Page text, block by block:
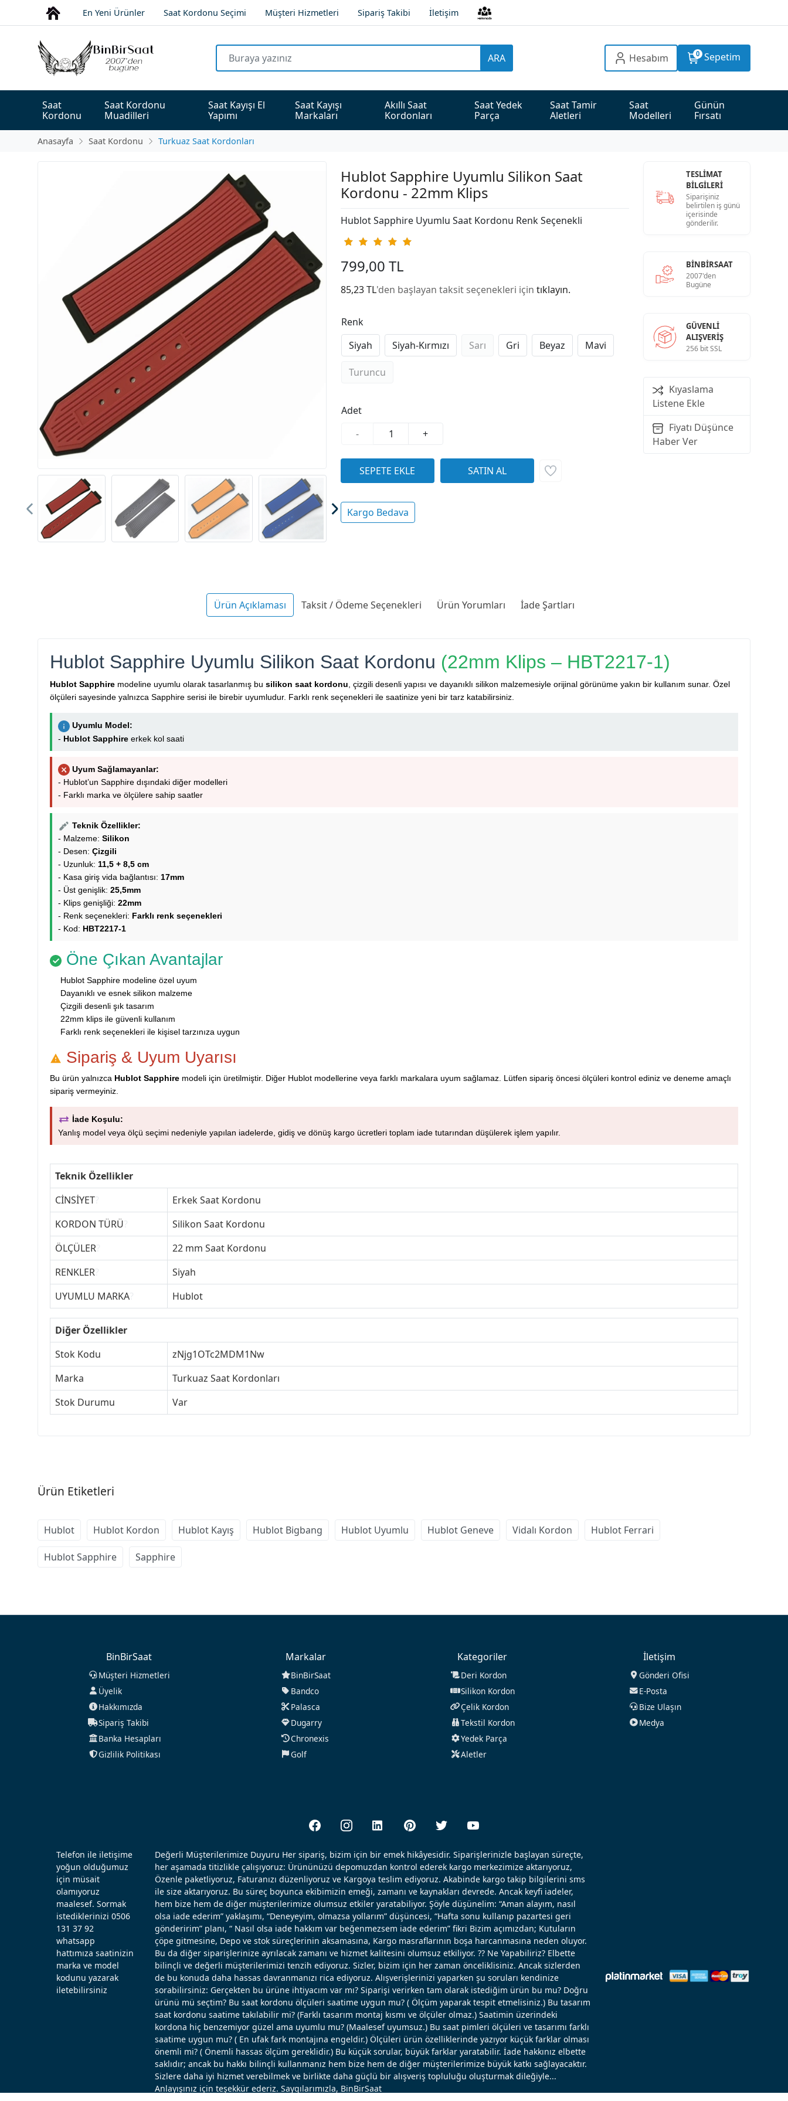
En Yeni Ürünler Saat Kordonu Seçimi Müşteri Hizmetleri Sipariş Takibi İletişim
ARA Hesabım 0 Sepetim
Saat
Kordonu
Saat Kordonu
Muadilleri
Saat Kayışı El
Yapımı
Saat Kayışı
Markaları
Akıllı Saat
Kordonları
Saat Yedek
Parça
Saat Tamir
Aletleri
Saat
Modelleri
Günün
Fırsatı
Anasayfa Saat Kordonu Turkuaz Saat Kordonları
Hublot Sapphire Uyumlu Silikon Saat
Kordonu - 22mm Klips
Hublot Sapphire Uyumlu Saat Kordonu Renk Seçenekli
799,00 TL
85,23 TL'den başlayan taksit seçenekleri için tıklayın.
Renk
Siyah
Siyah-Kırmızı Sarı Gri Beyaz Mavi
Turuncu
Adet
-
+
Kargo Bedava
TESLİMAT
BİLGİLERİ
Siparişiniz
belirtilen iş günü
içerisinde
gönderilir.
BINBIRSAAT
2007'den
Bugüne
GÜVENLI
ALIŞVERIŞ
256 bit SSL
Kıyaslama
Listene Ekle
Fiyatı Düşünce
Haber Ver
Ürün Açıklaması Taksit / Ödeme Seçenekleri Ürün Yorumları İade Şartları
Hublot Sapphire Uyumlu Silikon Saat Kordonu (22mm Klips – HBT2217-1)
Hublot Sapphire modeline uyumlu olarak tasarlanmış bu silikon saat kordonu, çizgili desenli yapısı ve dayanıklı silikon malzemesiyle orijinal görünüme yakın bir kullanım sunar. Özel
ölçüleri sayesinde yalnızca Sapphire serisi ile birebir uyumludur. Farklı renk seçenekleri ile saatinize yeni bir tarz katabilirsiniz.
Uyumlu Model:
- Hublot Sapphire erkek kol saati
Uyum Sağlamayanlar:
- Hublot’un Sapphire dışındaki diğer modelleri
- Farklı marka ve ölçülere sahip saatler
Teknik Özellikler:
- Malzeme: Silikon
- Desen: Çizgili
- Uzunluk: 11,5 + 8,5 cm
- Kasa giriş vida bağlantısı: 17mm
- Üst genişlik: 25,5mm
- Klips genişliği: 22mm
- Renk seçenekleri: Farklı renk seçenekleri
- Kod: HBT2217-1
Öne Çıkan Avantajlar
Hublot Sapphire modeline özel uyum
Dayanıklı ve esnek silikon malzeme
Çizgili desenli şık tasarım
22mm klips ile güvenli kullanım
Farklı renk seçenekleri ile kişisel tarzınıza uygun
Sipariş & Uyum Uyarısı
Bu ürün yalnızca Hublot Sapphire modeli için üretilmiştir. Diğer Hublot modellerine veya farklı markalara uyum sağlamaz. Lütfen sipariş öncesi ölçüleri kontrol ediniz ve deneme amaçlı
sipariş vermeyiniz.
İade Koşulu:
Yanlış model veya ölçü seçimi nedeniyle yapılan iadelerde, gidiş ve dönüş kargo ücretleri toplam iade tutarından düşülerek işlem yapılır.
Teknik Özellikler
CİNSİYET
Erkek Saat Kordonu
KORDON TÜRÜ
Silikon Saat Kordonu
ÖLÇÜLER
22 mm Saat Kordonu
RENKLER
Siyah
UYUMLU MARKA
Hublot
Diğer Özellikler
Stok Kodu
zNjg1OTc2MDM1Nw
Marka
Turkuaz Saat Kordonları
Stok Durumu
Var
Ürün Etiketleri
Hublot Hublot Kordon Hublot Kayış Hublot Bigbang Hublot Uyumlu Hublot Geneve Vidalı Kordon Hublot Ferrari
Hublot Sapphire Sapphire
BinBirSaat
Müşteri Hizmetleri
Üyelik
Hakkımızda
Sipariş Takibi
Banka Hesapları
Gizlilik Politikası
Markalar
BinBirSaat
Bandco
Palasca
Dugarry
Chronexis
Golf
Kategoriler
Deri Kordon
Silikon Kordon
Çelik Kordon
Tekstil Kordon
Yedek Parça
Aletler
İletişim
Gönderi Ofisi
E-Posta
Bize Ulaşın
Medya
Telefon ile iletişime
yoğun olduğumuz
için müsait
olamıyoruz
maalesef. Sormak
istediklerinizi 0506
131 37 92
whatsapp
hattımıza saatinizin
marka ve model
kodunu yazarak
iletebilirsiniz
Değerli Müşterilerimize Duyuru Her sipariş, bizim için bir emek hikâyesidir. Siparişlerinizle başlayan süreçte,
her aşamada titizlikle çalışıyoruz: Ürününüzü depomuzdan kontrol ederek kargo merkezimize aktarıyoruz,
Özenle paketliyoruz, Faturanızı düzenliyoruz ve Kargoya teslim ediyoruz. Akabinde kargo takip bilgilerini sms
ile size aktarıyoruz. Bu süreç boyunca ekibimizin emeği, zamanı ve kaynakları devrede. Ancak keyfi iadeler,
hem bize hem de diğer müşterilerimize olumsuz etkiler yaratabiliyor. Şöyle düşünelim: “Aman alayım, nasıl
olsa iade ederim” yaklaşımı, “Deneyeyim, olmazsa yollarım” düşüncesi, “Hafta sonu kullanıp pazartesi geri
gönderirim” planı, “ Nasıl olsa iade hakkım var beğenmezsem iade ederim” fikri Bizim açımızdan; Kutuların
çöpe gitmesine, Depo ve stok süreçlerinin aksamasına, Kargo masraflarının boşa harcanmasına neden oluyor.
Bu da diğer siparişlerinize ayrılacak zamanı ve hizmet kalitesini olumsuz etkiliyor. ?? Ne Yapabiliriz? Elbette
bilinçli ve değerli müşterilerimizi tenzih ediyoruz. Sizler, bizim için her zaman önceliklisiniz. Ancak sizlerden
de bu konuda daha hassas davranmanızı rica ediyoruz. Alışverişlerinizi yaparken şu soruları kendinize
sorabilirsiniz: Gerçekten bu ürüne ihtiyacım var mı? Siparişi verirken tam olarak istediğim ürün bu mu? Doğru
ürünü mü seçtim? Bu saat kordonu ölçüleri saatime uygun mu? ( Ölçüm yaparak tespit etmelisiniz.) Bu tasarım
saat kordonu saatime takılabilir mi? (Farklı tasarım montaj kısmı ve ölçüler olmaz.) Saatimin üzerindeki
kordona hiç benzemiyor güzel ama uyumlu mu? (Maalesef uyumsuz.) Bu saat pimleri ölçüleri ve tasarımı farklı
saatime uygun mu? ( En ufak fark montajına engeldir.) Ölçüleri ürün özelliklerinde yazıyor küçük farklar olması
önemli mi? ( Önemli hassas ölçüm gereklidir.) Bu küçük sorular, büyük farklar yaratabilir. İade hakkınız elbette
saklıdır; ancak bu hakkı bilinçli kullanmanız hem bize hem de diğer müşterilerimize büyük katkı sağlayacaktır.
Sizlere daha iyi hizmet verebilmek ve birlikte daha güçlü bir alışveriş topluluğu oluşturmak dileğiyle...
Anlayışınız için teşekkür ederiz. Saygılarımızla, BinBirSaat